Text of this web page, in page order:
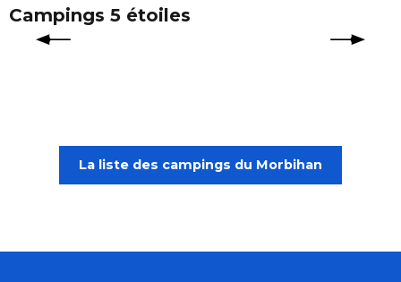
Campings 5 étoiles
La liste des campings du Morbihan